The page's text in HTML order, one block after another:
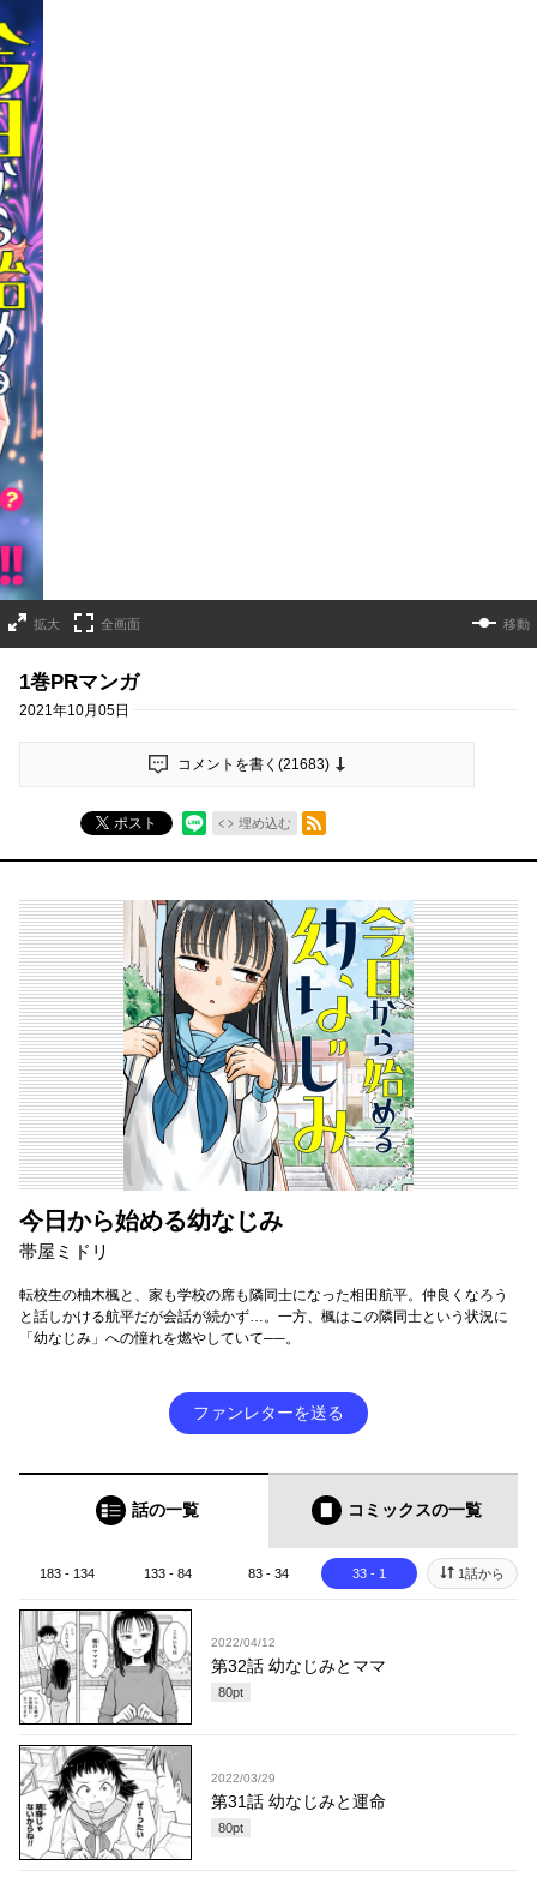
拡大 全画面 移動
1巻PRマンガ
2021年10月05日
コメントを書く(21683)
ポスト 埋め込む
RSSフィード
今日から始める幼なじみ
帯屋ミドリ
転校生の柚木楓と、家も学校の席も隣同士になった相田航平。仲良くなろう
と話しかける航平だが会話が続かず…。一方、楓はこの隣同士という状況に
「幼なじみ」への憧れを燃やしていて──。
ファンレターを送る
話の一覧 コミックスの一覧
183 - 134 133 - 84 83 - 34 33 - 1 1話から
2022/04/12
第32話 幼なじみとママ
80pt
2022/03/29
第31話 幼なじみと運命
80pt